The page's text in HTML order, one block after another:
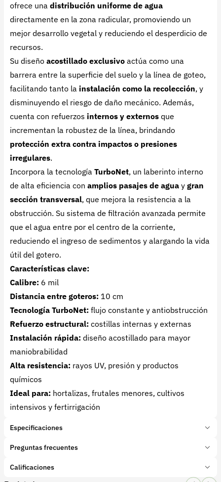
ofrece una distribución uniforme de agua
directamente en la zona radicular, promoviendo un
mejor desarrollo vegetal y reduciendo el desperdicio de
recursos.
Su diseño acostillado exclusivo actúa como una
barrera entre la superficie del suelo y la línea de goteo,
facilitando tanto la instalación como la recolección, y
disminuyendo el riesgo de daño mecánico. Además,
cuenta con refuerzos internos y externos que
incrementan la robustez de la línea, brindando
protección extra contra impactos o presiones
irregulares.
Incorpora la tecnología TurboNet, un laberinto interno
de alta eficiencia con amplios pasajes de agua y gran
sección transversal, que mejora la resistencia a la
obstrucción. Su sistema de filtración avanzada permite
que el agua entre por el centro de la corriente,
reduciendo el ingreso de sedimentos y alargando la vida
útil del gotero.
Características clave:
Calibre: 6 mil
Distancia entre goteros: 10 cm
Tecnología TurboNet: flujo constante y antiobstrucción
Refuerzo estructural: costillas internas y externas
Instalación rápida: diseño acostillado para mayor
maniobrabilidad
Alta resistencia: rayos UV, presión y productos
químicos
Ideal para: hortalizas, frutales menores, cultivos
intensivos y fertirrigación
Especificaciones
Marca: PowerDrip
Tipo de producto:
Preguntas frecuentes
¿Qué distancia tienen los goteros en esta cinta Power
Calificaciones